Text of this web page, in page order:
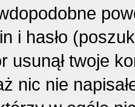
i hasło
usunął twoje
nic nie